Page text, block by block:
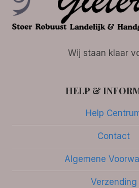
Wij staan klaar
HELP &
Help
Contact
Algemene
Verzending